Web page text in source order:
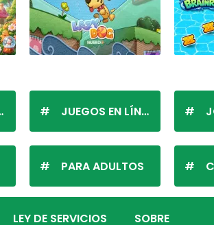
JUEGOS EN LÍNEA
PARA ADULTOS
LEY DE SERVICIOS SOBRE